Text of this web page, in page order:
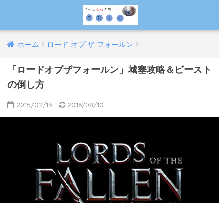
ホーム ロード オブ ザ フォールン
「ロードオブザフォールン」城塞攻略＆ビースト
の倒し方
2015/02/13 2016/08/10